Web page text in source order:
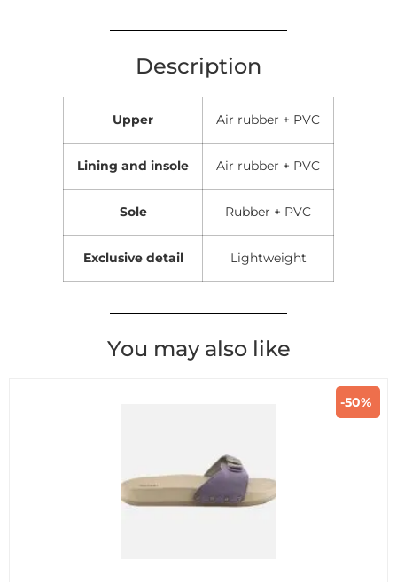
Description
Upper Air rubber + PVC
Lining and insole Air rubber + PVC
Sole Rubber + PVC
Exclusive detail Lightweight
You may also like
-50%